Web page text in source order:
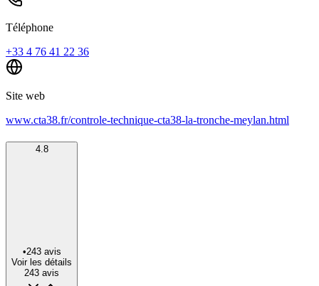
Téléphone
+33 4 76 41 22 36
Site web
www.cta38.fr/controle-technique-cta38-la-tronche-meylan.html
4.8
•243 avis
Voir les détails
243 avis